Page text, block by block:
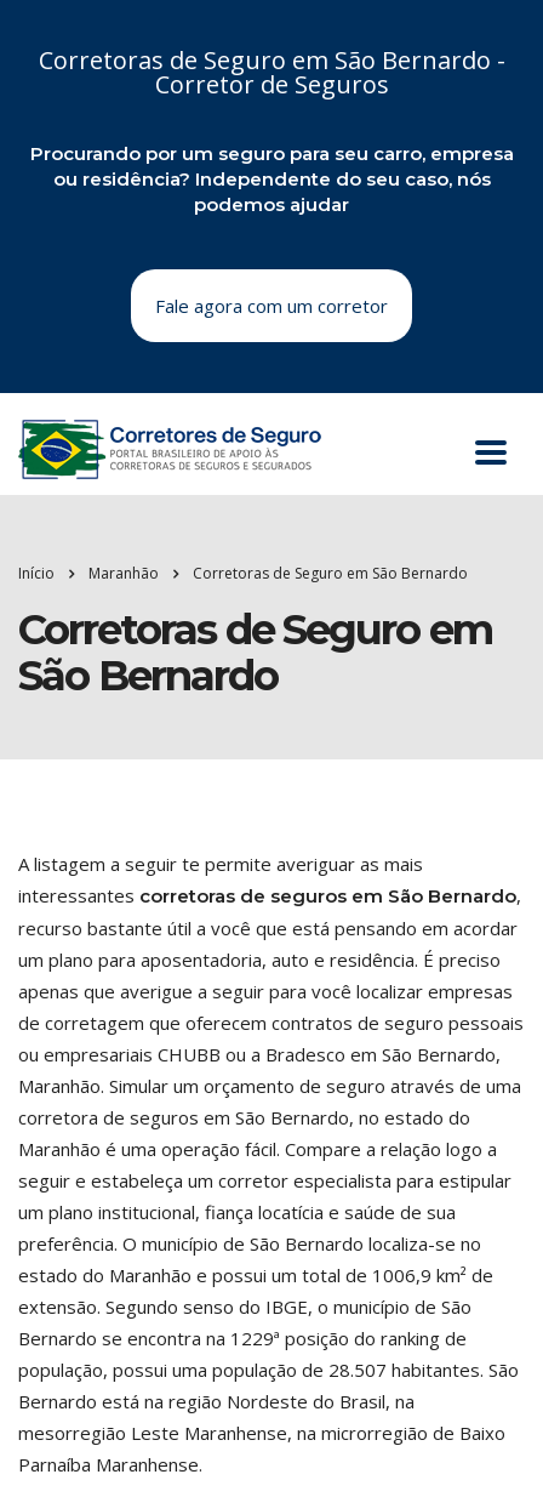
Corretoras de Seguro em São Bernardo -
Corretor de Seguros
Procurando por um seguro para seu carro, empresa
ou residência? Independente do seu caso, nós
podemos ajudar
Fale agora com um corretor
Início Maranhão Corretoras de Seguro em São Bernardo
Corretoras de Seguro em
São Bernardo
A listagem a seguir te permite averiguar as mais
interessantes corretoras de seguros em São Bernardo,
recurso bastante útil a você que está pensando em acordar
um plano para aposentadoria, auto e residência. É preciso
apenas que averigue a seguir para você localizar empresas
de corretagem que oferecem contratos de seguro pessoais
ou empresariais CHUBB ou a Bradesco em São Bernardo,
Maranhão. Simular um orçamento de seguro através de uma
corretora de seguros em São Bernardo, no estado do
Maranhão é uma operação fácil. Compare a relação logo a
seguir e estabeleça um corretor especialista para estipular
um plano institucional, fiança locatícia e saúde de sua
preferência. O município de São Bernardo localiza-se no
estado do Maranhão e possui um total de 1006,9 km² de
extensão. Segundo senso do IBGE, o município de São
Bernardo se encontra na 1229ª posição do ranking de
população, possui uma população de 28.507 habitantes. São
Bernardo está na região Nordeste do Brasil, na
mesorregião Leste Maranhense, na microrregião de Baixo
Parnaíba Maranhense.